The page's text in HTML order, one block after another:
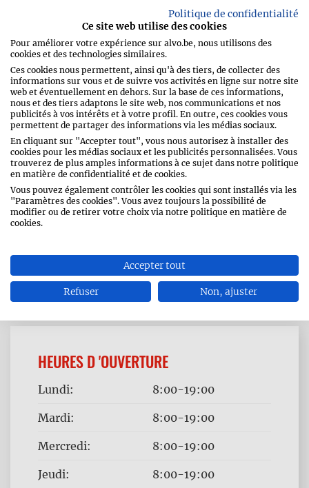
Rue Paul Eyschen 6
7317 Steinsel
Luxembourg
Téléphone
00352/33 24 16
Adresse e-mail
info@pallcenter.lu
http://www.pallcenter.lu
HEURES D 'OUVERTURE
Jour
Time
Lundi: 8:00-19:00
Mardi: 8:00-19:00
Mercredi: 8:00-19:00
Jeudi: 8:00-19:00
Politique de confidentialité
Ce site web utilise des cookies
Pour améliorer votre expérience sur alvo.be, nous utilisons des
cookies et des technologies similaires.
Ces cookies nous permettent, ainsi qu'à des tiers, de collecter des
informations sur vous et de suivre vos activités en ligne sur notre site
web et éventuellement en dehors. Sur la base de ces informations,
nous et des tiers adaptons le site web, nos communications et nos
publicités à vos intérêts et à votre profil. En outre, ces cookies vous
permettent de partager des informations via les médias sociaux.
En cliquant sur "Accepter tout", vous nous autorisez à installer des
cookies pour les médias sociaux et les publicités personnalisées. Vous
trouverez de plus amples informations à ce sujet dans notre politique
en matière de confidentialité et de cookies.
Vous pouvez également contrôler les cookies qui sont installés via les
"Paramètres des cookies". Vous avez toujours la possibilité de
modifier ou de retirer votre choix via notre politique en matière de
cookies.
Accepter tout
Refuser Non, ajuster